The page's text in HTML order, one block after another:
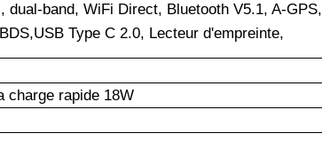
dual-band, WiFi Direct, Bluetooth V5.1, A-GPS,
Type C 2.0, Lecteur d'empreinte,
charge rapide 18W